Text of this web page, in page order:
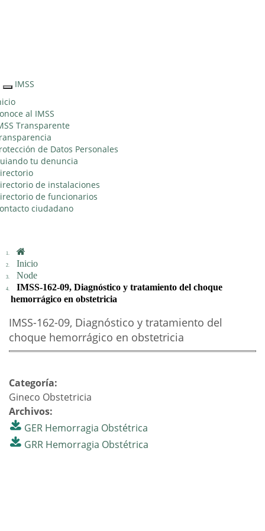
Interruptor
de
Navegación
IMSS
al IMSS
Transparente
de Datos Personales
tu denuncia
de instalaciones
de funcionarios
ciudadano
Inicio
Node
IMSS-162-09, Diagnóstico y tratamiento del choque
hemorrágico en obstetricia
IMSS-162-09, Diagnóstico y tratamiento del
choque hemorrágico en obstetricia
Categoría:
Gineco Obstetricia
Archivos:
GER Hemorragia Obstétrica
GRR Hemorragia Obstétrica